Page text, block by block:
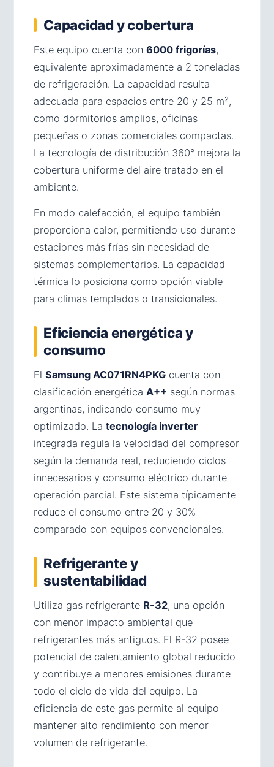
Capacidad y cobertura
Este equipo cuenta con 6000 frigorías,
equivalente aproximadamente a 2 toneladas
de refrigeración. La capacidad resulta
adecuada para espacios entre 20 y 25 m²,
como dormitorios amplios, oficinas
pequeñas o zonas comerciales compactas.
La tecnología de distribución 360° mejora la
cobertura uniforme del aire tratado en el
ambiente.
En modo calefacción, el equipo también
proporciona calor, permitiendo uso durante
estaciones más frías sin necesidad de
sistemas complementarios. La capacidad
térmica lo posiciona como opción viable
para climas templados o transicionales.
Eficiencia energética y
consumo
El Samsung AC071RN4PKG cuenta con
clasificación energética A++ según normas
argentinas, indicando consumo muy
optimizado. La tecnología inverter
integrada regula la velocidad del compresor
según la demanda real, reduciendo ciclos
innecesarios y consumo eléctrico durante
operación parcial. Este sistema típicamente
reduce el consumo entre 20 y 30%
comparado con equipos convencionales.
Refrigerante y
sustentabilidad
Utiliza gas refrigerante R-32, una opción
con menor impacto ambiental que
refrigerantes más antiguos. El R-32 posee
potencial de calentamiento global reducido
y contribuye a menores emisiones durante
todo el ciclo de vida del equipo. La
eficiencia de este gas permite al equipo
mantener alto rendimiento con menor
volumen de refrigerante.